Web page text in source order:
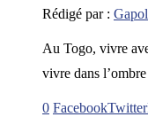
Rédigé par :
Au Togo, vivre
vivre dans
0 FacebookTwitter